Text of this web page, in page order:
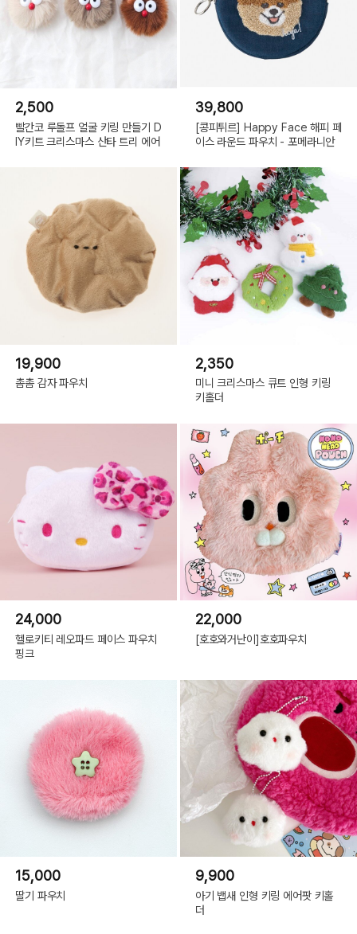
2,500
빨간코 루돌프 얼굴 키링 만들기 D
IY키트 크리스마스 산타 트리 에어
39,800
[콩피튀르] Happy Face 해피 페
이스 라운드 파우치 - 포메라니안
19,900
촘촘 감자 파우치
2,350
미니 크리스마스 큐트 인형 키링
키홀더
24,000
헬로키티 레오파드 페이스 파우치
핑크
22,000
[호호와거난이]호호파우치
15,000
딸기 파우치
9,900
아기 뱁새 인형 키링 에어팟 키홀
더